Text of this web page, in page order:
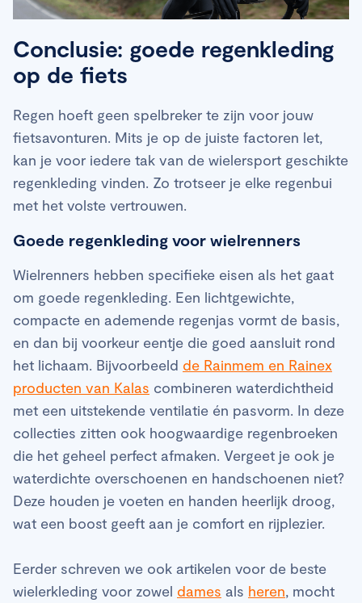
Conclusie: goede regenkleding
op de fiets
Regen hoeft geen spelbreker te zijn voor jouw
fietsavonturen. Mits je op de juiste factoren let,
kan je voor iedere tak van de wielersport geschikte
regenkleding vinden. Zo trotseer je elke regenbui
met het volste vertrouwen.
Goede regenkleding voor wielrenners
Wielrenners hebben specifieke eisen als het gaat
om goede regenkleding. Een lichtgewichte,
compacte en ademende regenjas vormt de basis,
en dan bij voorkeur eentje die goed aansluit rond
het lichaam. Bijvoorbeeld de Rainmem en Rainex
producten van Kalas combineren waterdichtheid
met een uitstekende ventilatie én pasvorm. In deze
collecties zitten ook hoogwaardige regenbroeken
die het geheel perfect afmaken. Vergeet je ook je
waterdichte overschoenen en handschoenen niet?
Deze houden je voeten en handen heerlijk droog,
wat een boost geeft aan je comfort en rijplezier.
Eerder schreven we ook artikelen voor de beste
wielerkleding voor zowel dames als heren, mocht